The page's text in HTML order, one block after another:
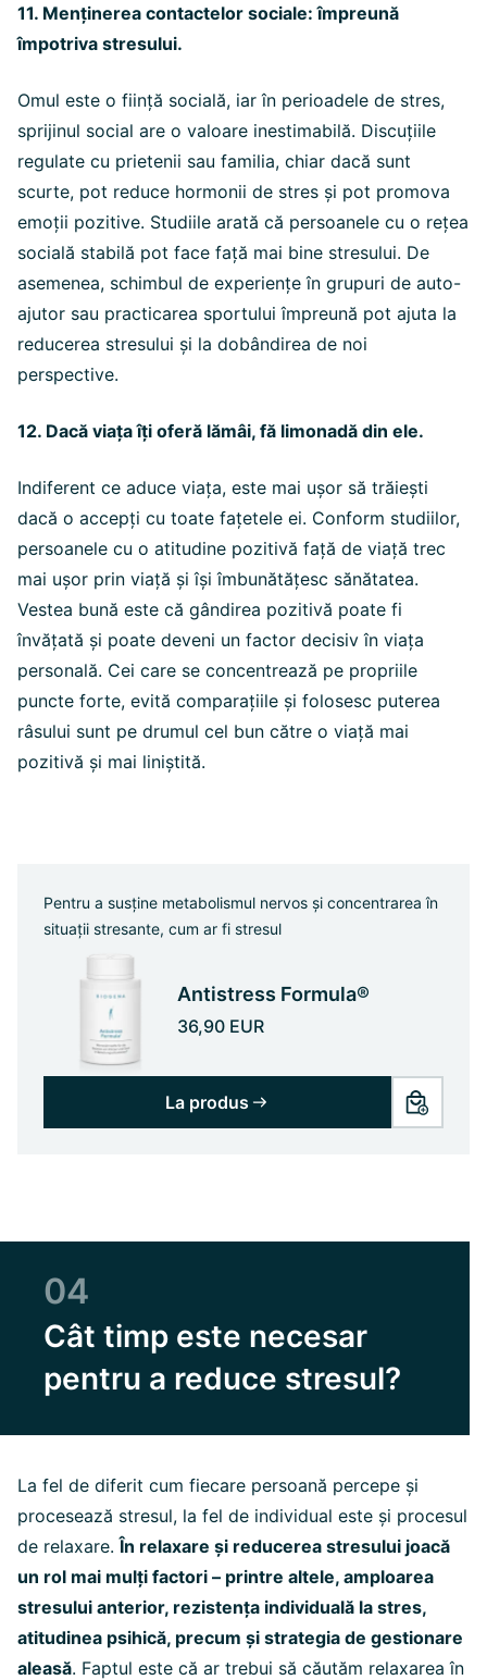
11. Menținerea contactelor sociale: împreună
împotriva stresului.
Omul este o ființă socială, iar în perioadele de stres,
sprijinul social are o valoare inestimabilă. Discuțiile
regulate cu prietenii sau familia, chiar dacă sunt
scurte, pot reduce hormonii de stres și pot promova
emoții pozitive. Studiile arată că persoanele cu o rețea
socială stabilă pot face față mai bine stresului. De
asemenea, schimbul de experiențe în grupuri de auto-
ajutor sau practicarea sportului împreună pot ajuta la
reducerea stresului și la dobândirea de noi
perspective.
12. Dacă viața îți oferă lămâi, fă limonadă din ele.
Indiferent ce aduce viața, este mai ușor să trăiești
dacă o accepți cu toate fațetele ei. Conform studiilor,
persoanele cu o atitudine pozitivă față de viață trec
mai ușor prin viață și își îmbunătățesc sănătatea.
Vestea bună este că gândirea pozitivă poate fi
învățată și poate deveni un factor decisiv în viața
personală. Cei care se concentrează pe propriile
puncte forte, evită comparațiile și folosesc puterea
râsului sunt pe drumul cel bun către o viață mai
pozitivă și mai liniștită.
Pentru a susține metabolismul nervos și concentrarea în
situații stresante, cum ar fi stresul
Antistress Formula®
36,90 EUR
La produs
04
Cât timp este necesar
pentru a reduce stresul?
La fel de diferit cum fiecare persoană percepe și
procesează stresul, la fel de individual este și procesul
de relaxare.În relaxare și reducerea stresului joacă
un rol mai mulți factori – printre altele, amploarea
stresului anterior, rezistența individuală la stres,
atitudinea psihică, precum și strategia de gestionare
aleasă. Faptul este că ar trebui să căutăm relaxarea în